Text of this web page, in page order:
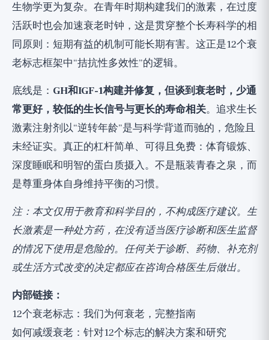
生物学更为复杂。在青年时期构建我们的激素，在过度
活跃时也会加速衰老时钟，这是贯穿整个长寿科学的相
同原则：短期有益的机制可能长期有害。这正是12个衰
老标志框架中“拮抗性多效性”的逻辑。
底线是： GH和IGF-1构建并修复，但谈到衰老时，少通
常更好，较低的生长信号与更长的寿命相关。追求生长
激素注射剂以“逆转年龄”是与科学背道而驰的，危险且
未经证实。真正的杠杆简单、可得且免费：体育锻炼、
深度睡眠和明智的蛋白质摄入。不是瓶装青春之泉，而
是尊重身体自身维持平衡的习惯。
注：本文仅用于教育和科学目的，不构成医疗建议。生
长激素是一种处方药，在没有适当医疗诊断和医生监督
的情况下使用是危险的。任何关于诊断、药物、补充剂
或生活方式改变的决定都应在咨询合格医生后做出。
内部链接：
12个衰老标志：我们为何衰老，完整指南
如何减缓衰老：针对12个标志的解决方案和研究